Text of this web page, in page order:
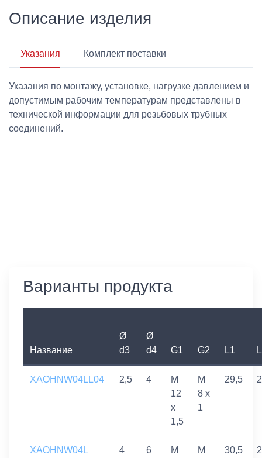
Описание изделия
Указания Комплект поставки
Указания по монтажу, установке, нагрузке давлением и
допустимым рабочим температурам представлены в
технической информации для резьбовых трубных
соединений.
Варианты продукта
Название
Ø
d3
Ø
d4
G1 G2 L1
XAOHNW04LL04 2,5 4
M
12
x
1,5
M
8 x
1
29,5
XAOHNW04L 4 6
M
M
30,5